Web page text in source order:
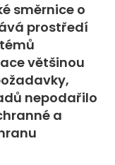
směrnice o
prostředí
většinou
nepodařilo
a